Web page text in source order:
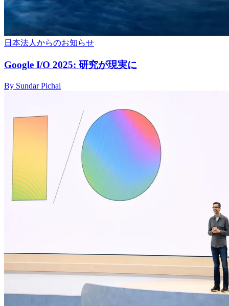
日本法人からのお知らせ
Google I/O 2025: 研究が現実に
By Sundar Pichai